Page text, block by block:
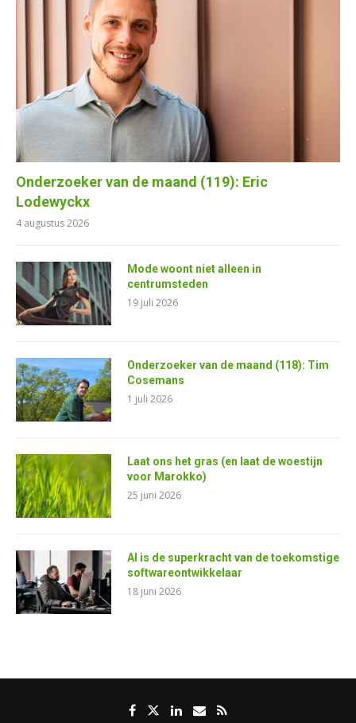
Onderzoeker van de maand (119): Eric
Lodewyckx
4 augustus 2026
Mode woont niet alleen in
centrumsteden
19 juli 2026
Onderzoeker van de maand (118): Tim
Cosemans
1 juli 2026
Laat ons het gras (en laat de woestijn
voor Marokko)
25 juni 2026
AI is de superkracht van de toekomstige
softwareontwikkelaar
18 juni 2026